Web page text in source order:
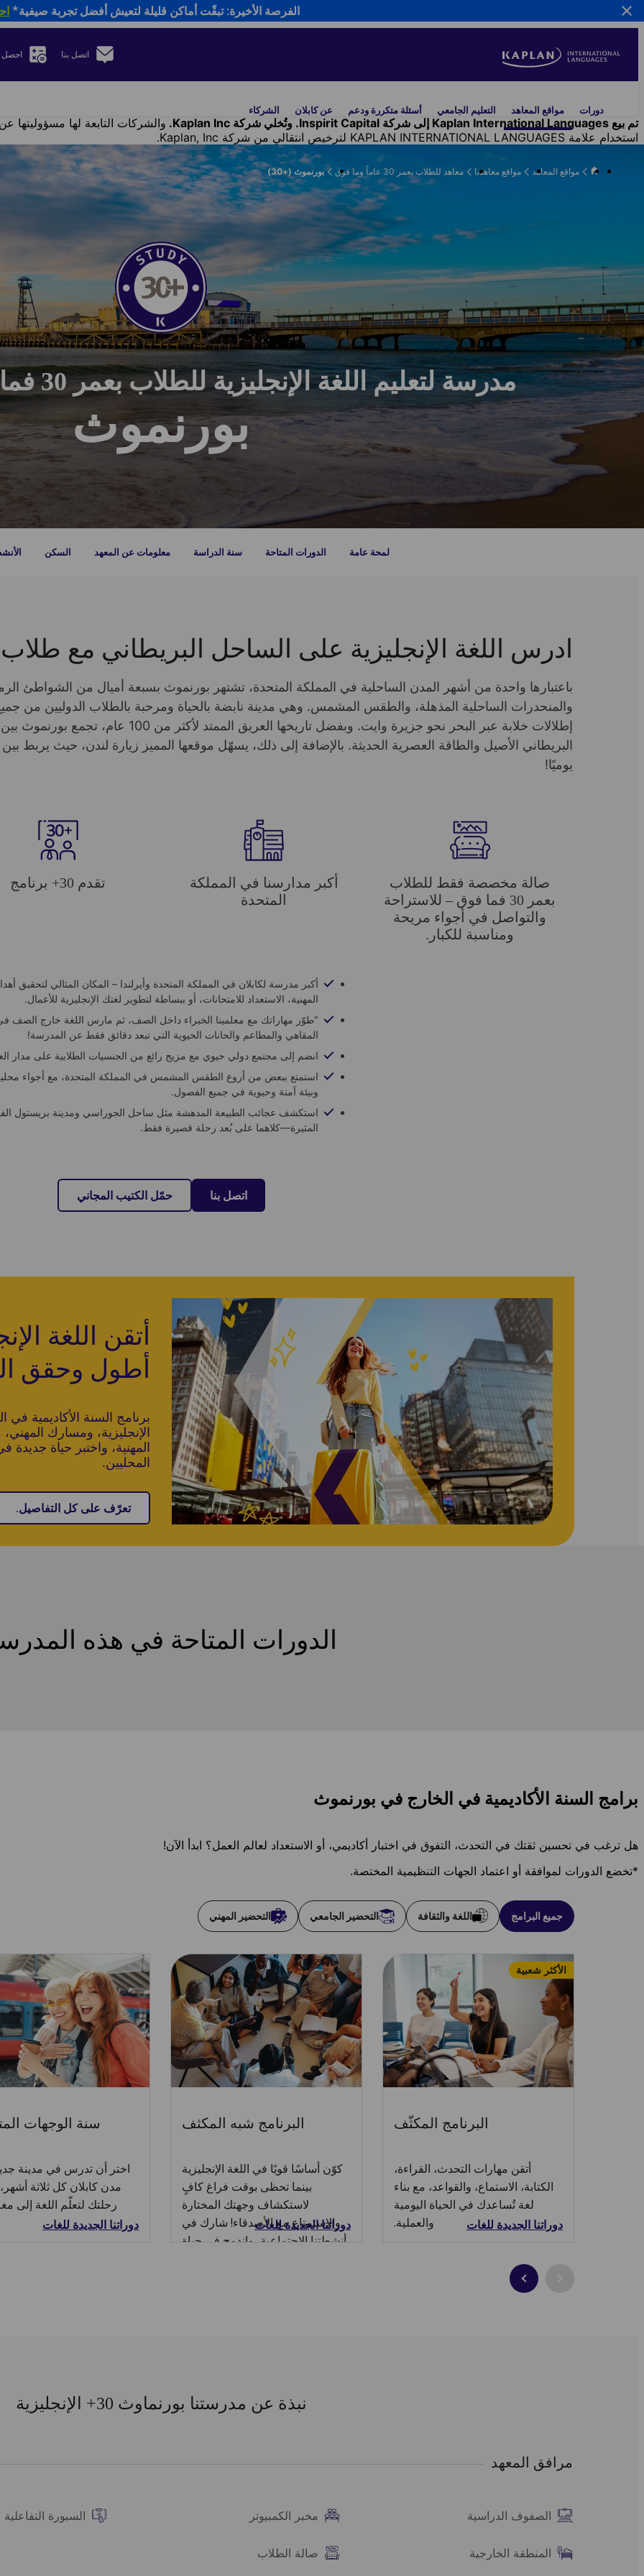
Skip
to
content
اتصل بنا
navigation
دورات مواقع المعاهد التعليم الجامعي أسئلة متكررة ودعم عن كابلان الشركاء
تم بيع Kaplan International Languages إلى شركة Inspirit Capital. وتُخلي شركة Kaplan Inc.
والشركات التابعة لها مسؤوليتها
استخدام علامة KAPLAN INTERNATIONAL LANGUAGES لترخيص انتقالي من شركة Kaplan, Inc.
الفرصة الأخيرة: تبقّت أماكن قليلة لتعيش أفضل تجربة صيفية*
مواقع المعاهد مواقع معاهدنا معاهد للطلاب بعمر 30 عاماً وما فوق بورنموث (+30)
مدرسة لتعليم اللغة الإنجليزية للطلاب بعمر 30 فما فوق في بورنموث
بورنموث
لمحة عامة الدورات المتاحة سنة الدراسة معلومات عن المعهد السكن
ادرس اللغة الإنجليزية على الساحل البريطاني مع
باعتبارها واحدة من أشهر المدن الساحلية في المملكة المتحدة، تشتهر بورنموث بسبعة أميال من الشواطئ
والمنحدرات الساحلية المذهلة، والطقس المشمس. وهي مدينة نابضة بالحياة ومرحبة بالطلاب الدوليين من
إطلالات خلابة عبر البحر نحو جزيرة وايت. وبفضل تاريخها العريق الممتد
يوميًا!
صالة مخصصة فقط للطلاب
بعمر 30 فما فوق – للاستراحة
والتواصل في أجواء مريحة
ومناسبة للكبار.
أكبر مدارسنا في المملكة
المتحدة
تقدم 30+ برنامج
أكبر مدرسة لكابلان في المملكة المتحدة وأيرلندا – المكان المثالي لتحقيق
المهنية، الاستعداد للامتحانات، أو ببساطة لتطوير لغتك الإنجليزية للأعمال.
"طوّر مهاراتك مع معلمينا الخبراء داخل الصف، ثم مارس اللغة خارج الصف
المقاهي والمطاعم والحانات الحيوية التي تبعد دقائق فقط عن المدرسة!
انضم إلى مجتمع دولي حيوي مع مزيج رائع من الجنسيات الطلابية على مدار
استمتع ببعض من أروع الطقس المشمس في المملكة المتحدة، مع أجواء
وبيئة آمنة وحيوية في جميع الفصول.
استكشف عجائب الطبيعة المدهشة مثل ساحل الجوراسي ومدينة بريستول
المثيرة—كلاهما على بُعد رحلة قصيرة فقط.
اتصل بنا حمّل الكتيب المجاني
أتقن اللغة
أطول وحقق
برنامج السنة الأكاديمية
الإنجليزية، ومسارك
المهنية، واختبر حياة
المحليين.
تعرّف على كل التفاصيل.
الدورات المتاحة في هذه
برامج السنة الأكاديمية في الخارج في بورنموث
هل ترغب في تحسين ثقتك في التحدث، التفوق في اختبار أكاديمي، أو الاستعداد لعالم العمل؟ ابدأ الآن!
*تخضع الدورات لموافقة أو اعتماد الجهات التنظيمية المختصة.
جميع البرامج اللغة والثقافة التحضير الجامعي التحضير المهني
الأكثر شعبية
البرنامج المكثّف
أتقن مهارات التحدث، القراءة،
الكتابة، الاستماع، والقواعد، مع بناء
لغة تُساعدك في الحياة اليومية
والعملية.
دوراتنا الجديدة للغات
البرنامج شبه المكثف
كوّن أساسًا قويًا في اللغة الإنجليزية
بينما تحظى بوقت فراغ كافٍ
لاستكشاف وجهتك المختارة
والاستمتاع مع الأصدقاء! شارك في
أنشطتنا الاجتماعية، واندمج في حياة
دوراتنا الجديدة للغات
سنة الوجهات
اختر أن تدرس في مدينة
مدن كابلان كل ثلاثة
رحلتك لتعلّم اللغة إلى
دوراتنا الجديدة للغات
نبذة عن مدرستنا بورنماوث 30+ الإنجليزية
مرافق المعهد
الصفوف الدراسية مخبر الكمبيوتر السبورة التفاعلية
المنطقة الخارجية صالة الطلاب